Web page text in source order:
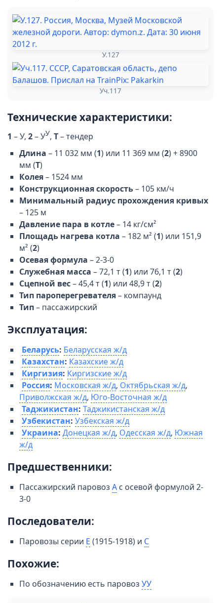
У.127
Уч.117
Технические характеристики:
1 – У, 2– УУ, Т– тендер
Длина – 11 032 мм (1) или 11 369 мм (2) + 8900
мм (Т)
Колея– 1524 мм
Конструкционная скорость– 105 км/ч
Минимальный радиус прохождения кривых
– 125 м
Давление пара в котле– 14 кг/см²
Площадь нагрева котла – 182 м² (1) или 151,9
м² (2)
Осевая формула – 2-3-0
Служебная масса – 72,1 т (1) или 76,1 т (2)
Сцепной вес– 45,4 т (1) или 48,9 т (2)
Тип пароперегревателя– компаунд
Тип– пассажирский
Эксплуатация:
Беларусь: Беларусская ж/д
Казахстан: Казахские ж/д
Киргизия: Киргизские ж/д
Россия: Московская ж/д, Октябрьская ж/д,
Приволжская ж/д, Юго-Восточная ж/д
Таджикистан: Таджикистанская ж/д
Узбекистан: Узбекская ж/д
Украина: Донецкая ж/д, Одесская ж/д, Южная
ж/д
Предшественники:
Пассажирский паровоз А с осевой формулой 2-
3-0
Последователи:
Паровозы серии Е (1915-1918) и С
Похожие:
По обозначению есть паровоз УУ